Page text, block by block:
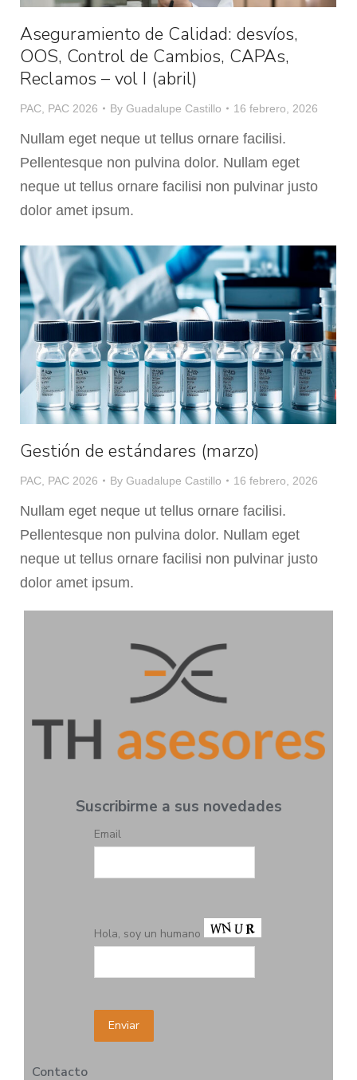
Aseguramiento de Calidad: desvíos,
OOS, Control de Cambios, CAPAs,
Reclamos – vol I (abril)
PAC PAC 2026 By Guadalupe Castillo 16 febrero, 2026
Nullam eget neque ut tellus ornare facilisi.
Pellentesque non pulvina dolor. Nullam eget
neque ut tellus ornare facilisi non pulvinar justo
dolor amet ipsum.
Gestión de estándares (marzo)
PAC PAC 2026 By Guadalupe Castillo 16 febrero, 2026
Nullam eget neque ut tellus ornare facilisi.
Pellentesque non pulvina dolor. Nullam eget
neque ut tellus ornare facilisi non pulvinar justo
dolor amet ipsum.
Suscribirme a sus novedades
Email
Hola, soy un humano
Contacto